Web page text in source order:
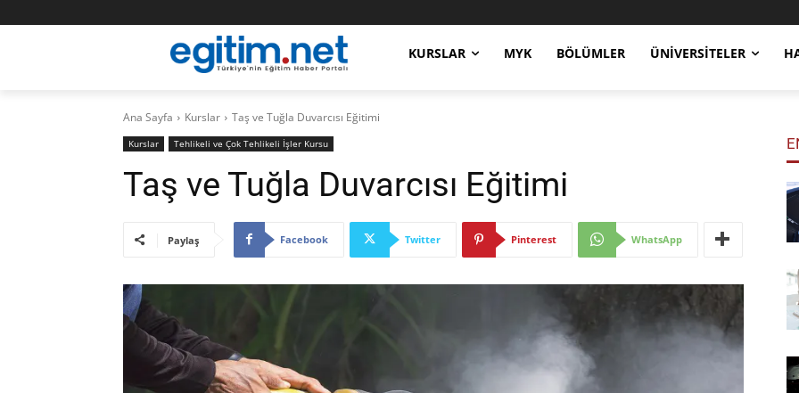
KURSLAR MYK BÖLÜMLER ÜNIVERSITELER
Ana Sayfa Kurslar Taş ve Tuğla Duvarcısı Eğitimi
Kurslar Tehlikeli ve Çok Tehlikeli İşler Kursu
Taş ve Tuğla Duvarcısı Eğitimi
Paylaş Facebook Twitter Pinterest WhatsApp